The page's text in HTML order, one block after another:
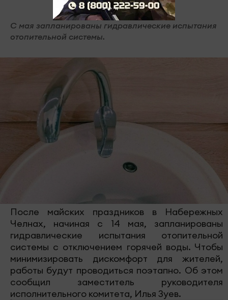
С мая запланированы гидравлические испытания
отопительной системы.
После майских праздников в Набережных
Челнах, начиная с 14 мая, запланированы
гидравлические испытания отопительной
системы с отключением горячей воды. Чтобы
минимизировать дискомфорт для жителей,
работы будут проводиться поэтапно. Об этом
сообщил заместитель руководителя
исполнительного комитета, Илья Зуев.